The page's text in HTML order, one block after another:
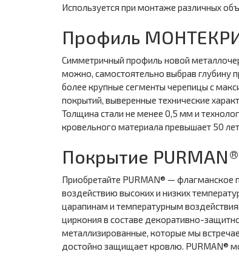
Используется при монтаже различных
Профиль
Симметричный профиль новой
можно, самостоятельно выбрав глубину
более крупные сегменты черепицы с
покрытий, выверенные технические
Толщина стали не менее 0,5 мм и
кровельного материала превышает 50
Покрытие
Приобретайте PURMAN® —
воздействию высоких и низких
царапинам и температурным
циркония в составе декоративно-
металлизированные, которые мы
достойно защищает кровлю. PURMAN®